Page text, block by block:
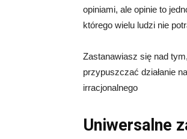
opiniami, ale opinie to
którego wielu ludzi nie
Zastanawiasz się nad
przypuszczać działanie
irracjonalnego
Uniwersalne